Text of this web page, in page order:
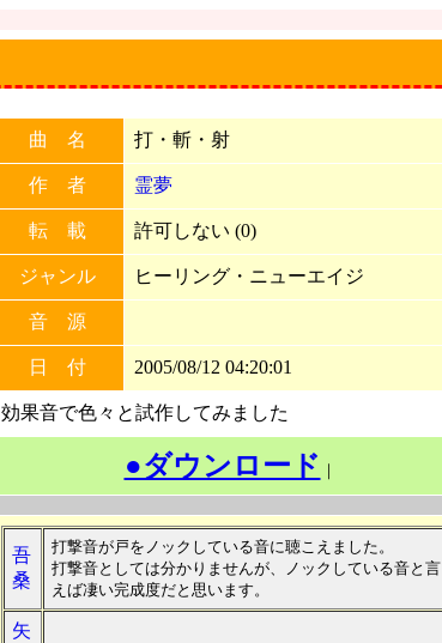
曲 名 打・斬・射
作 者 霊夢
転 載 許可しない (0)
ジャンル ヒーリング・ニューエイジ
音 源
日 付 2005/08/12 04:20:01
効果音で色々と試作してみました
●ダウンロード ｜
吾
桑
打撃音が戸をノックしている音に聴こえました。
打撃音としては分かりませんが、ノックしている音と言
えば凄い完成度だと思います。
矢